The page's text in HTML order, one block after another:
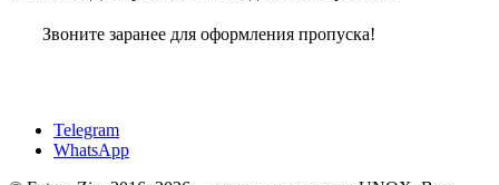
Звоните заранее для оформления пропуска!
Telegram
WhatsApp